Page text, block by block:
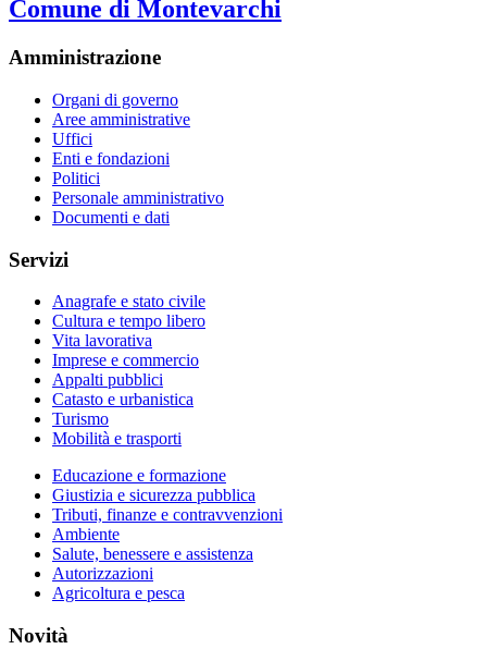
Comune di Montevarchi
Amministrazione
Organi di governo
Aree amministrative
Uffici
Enti e fondazioni
Politici
Personale amministrativo
Documenti e dati
Servizi
Anagrafe e stato civile
Cultura e tempo libero
Vita lavorativa
Imprese e commercio
Appalti pubblici
Catasto e urbanistica
Turismo
Mobilità e trasporti
Educazione e formazione
Giustizia e sicurezza pubblica
Tributi, finanze e contravvenzioni
Ambiente
Salute, benessere e assistenza
Autorizzazioni
Agricoltura e pesca
Novità